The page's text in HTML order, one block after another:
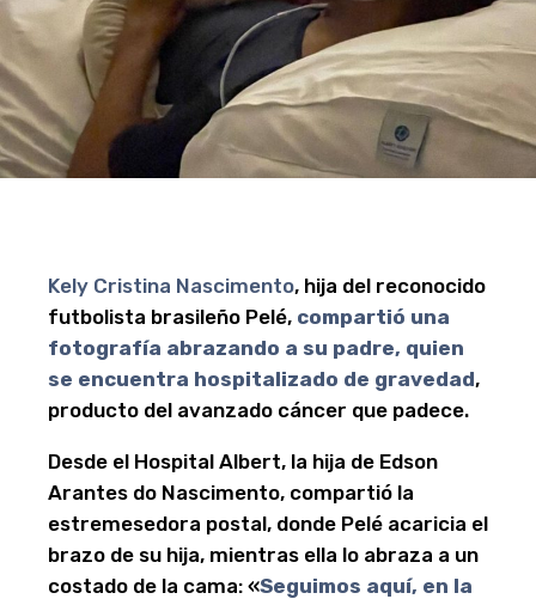
Kely Cristina Nascimento, hija del reconocido
futbolista brasileño Pelé, compartió una
fotografía abrazando a su padre, quien
se encuentra hospitalizado de gravedad,
producto del avanzado cáncer que padece.
Desde el Hospital Albert, la hija de Edson
Arantes do Nascimento, compartió la
estremesedora postal, donde Pelé acaricia el
brazo de su hija, mientras ella lo abraza a un
costado de la cama: «Seguimos aquí, en la